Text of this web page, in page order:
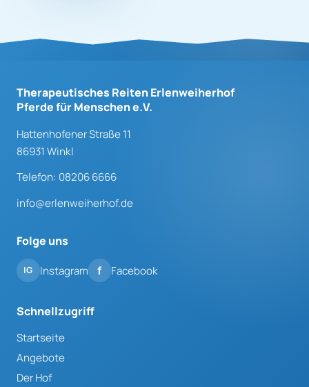
Therapeutisches Reiten Erlenweiherhof
Pferde für Menschen e.V.
Hattenhofener Straße 11
86931 Winkl
Telefon: 08206 6666
info@erlenweiherhof.de
Folge uns
Instagram Facebook
Schnellzugriff
Startseite
Angebote
Der Hof